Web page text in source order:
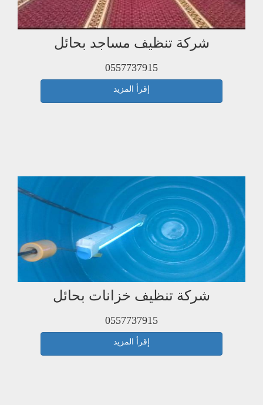
شركة تنظيف مساجد بحائل
0557737915
إقرأ المزيد
شركة تنظيف خزانات بحائل
0557737915
إقرأ المزيد